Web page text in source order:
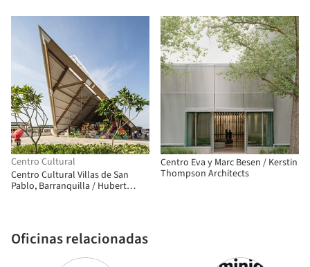
Centro Cultural
Centro Cultural Villas de San
Pablo, Barranquilla / Hubert
Oficinas relacionadas
Centro Eva y Marc Besen / Kerstin
Thompson Architects